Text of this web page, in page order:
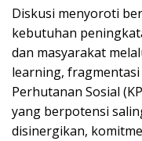
Diskusi menyoroti
kebutuhan
dan masyarakat
learning,
Perhutanan Sosial
yang berpotensi
disinergikan,